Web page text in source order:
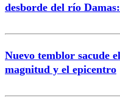
desborde del río
Nuevo temblor sacude
magnitud y el epicentro